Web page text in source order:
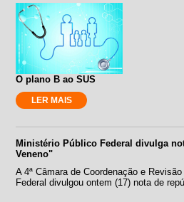
O plano B ao SUS
LER MAIS
Ministério Público Federal divulga
Veneno"
A 4ª Câmara de Coordenação e
Federal divulgou ontem (17) nota de